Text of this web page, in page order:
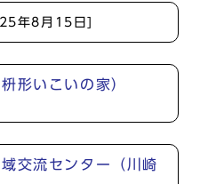
年8月15日]
形いこいの家）
交流センター（川崎